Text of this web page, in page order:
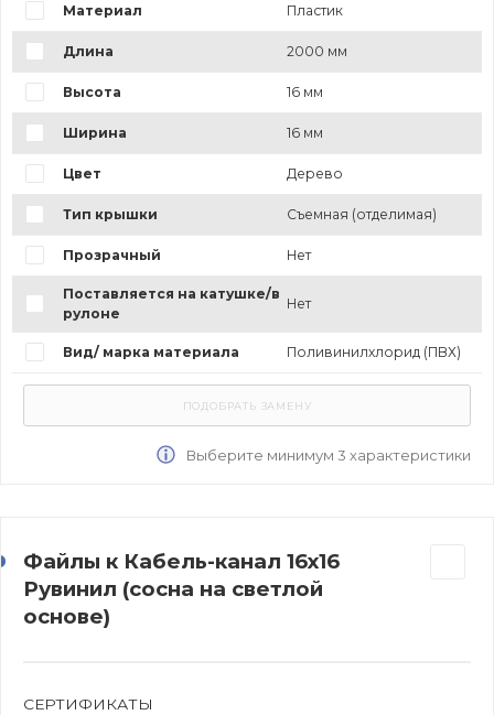
Материал Пластик
Длина 2000 мм
Высота 16 мм
Ширина 16 мм
Цвет Дерево
Тип крышки Съемная (отделимая)
Прозрачный Нет
Поставляется на катушке/в
рулоне
Нет
Вид/ марка материала Поливинилхлорид (ПВХ)
Выберите минимум 3 характеристики
Файлы к Кабель-канал 16х16
Рувинил (сосна на светлой
основе)
СЕРТИФИКАТЫ